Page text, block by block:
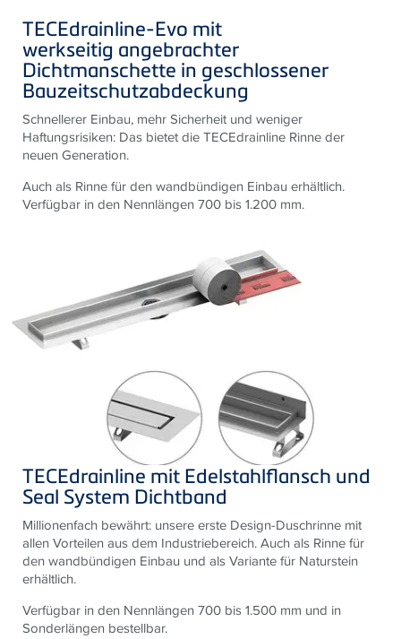
TECEdrainline-Evo mit
werkseitig angebrachter
Dichtmanschette in geschlossener
Bauzeitschutzabdeckung
Schnellerer Einbau, mehr Sicherheit und weniger
Haftungsrisiken: Das bietet die TECEdrainline Rinne der
neuen Generation.
Auch als Rinne für den wandbündigen Einbau erhältlich.
Verfügbar in den Nennlängen 700 bis 1.200 mm.
TECEdrainline mit Edelstahlflansch und
Seal System Dichtband
Millionenfach bewährt: unsere erste Design-Duschrinne mit
allen Vorteilen aus dem Industriebereich. Auch als Rinne für
den wandbündigen Einbau und als Variante für Naturstein
erhältlich.
Verfügbar in den Nennlängen 700 bis 1.500 mm und in
Sonderlängen bestellbar.